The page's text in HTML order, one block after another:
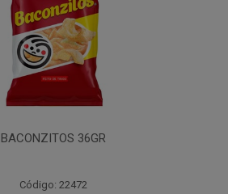
BACONZITOS 36GR
Código: 22472